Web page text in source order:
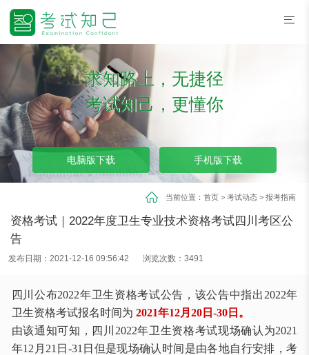
求知路上，无捷径
考试知己，更懂你
电脑版下载 手机版下载
当前位置： 首页> 考试动态> 报考指南
资格考试｜2022年度卫生专业技术资格考试四川考区公
告
发布日期：2021-12-16 09:56:42 浏览次数：3491
四川公布2022年卫生资格考试公告，该公告中指出2022年
卫生资格考试报名时间为 2021年12月20日-30日。
由该通知可知，四川 2022年卫生资格考试现场确认为2021
年12月21日-31日但是现场确认时间是由各地自行安排，考